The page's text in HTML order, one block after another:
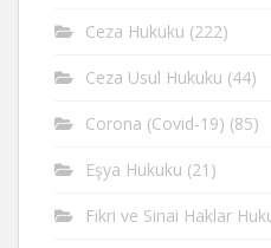
Ceza Hukuku (222)
Ceza Usul Hukuku (44)
Corona (Covid-19) (85)
Eşya Hukuku (21)
Fikri ve Sinai Haklar